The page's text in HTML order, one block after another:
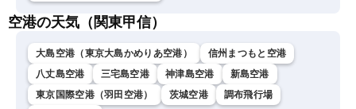
空港の天気（関東甲信）
大島空港（東京大島かめりあ空港）
信州まつもと空港
八丈島空港
三宅島空港 神津島空港
新島空港
東京国際空港（羽田空港）
茨城空港
調布飛行場